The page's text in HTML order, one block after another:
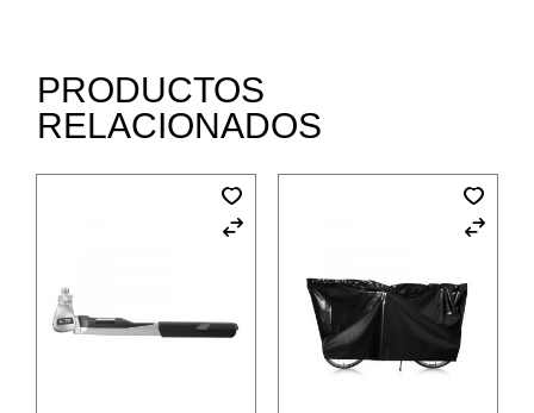
PRODUCTOS
RELACIONADOS